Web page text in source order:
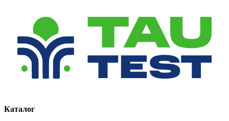
Каталог